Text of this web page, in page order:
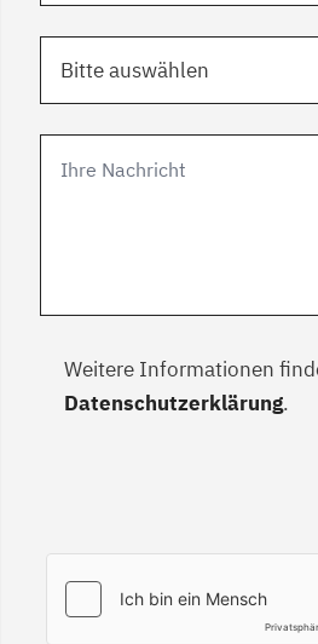
Bitte auswählen
Weitere Informationen
Datenschutzerklärung.